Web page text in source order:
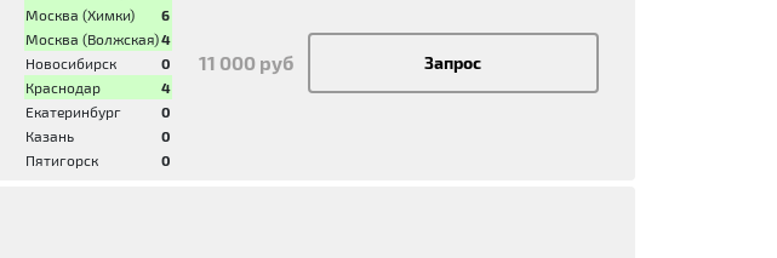
Москва (Химки)
6
Москва (Волжская)4
Новосибирск
0
Краснодар
4
Екатеринбург
0
Казань
0
Пятигорск
0
11 000 руб Запрос